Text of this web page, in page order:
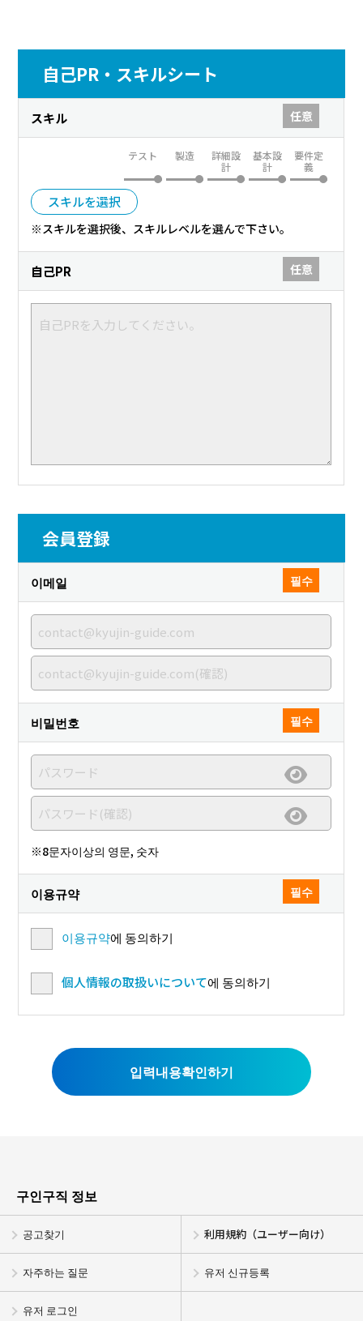
自己PR・スキルシート
スキル 任意
テスト 製造
詳細設
計
基本設
計
要件定
義
スキルを選択
※スキルを選択後、スキルレベルを選んで下さい。
自己PR 任意
会員登録
이메일 필수
비밀번호 필수
※8문자이상의 영문, 숫자
이용규약 필수
이용규약에 동의하기
個人情報の取扱いについて에 동의하기
구인구직 정보
공고찾기 利用規約（ユーザー向け）
자주하는 질문 유저 신규등록
유저 로그인